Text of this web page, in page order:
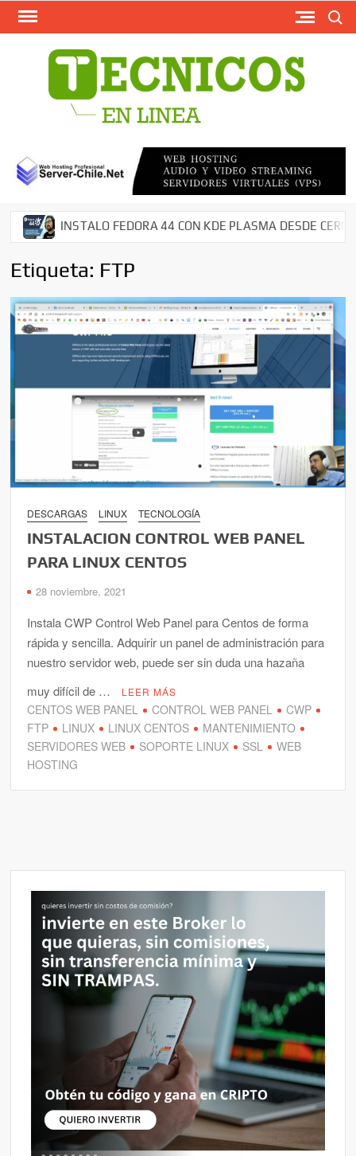
Saltar
en
INSTALO FEDORA 44 CON KDE PLASMA DESDE CERO EN
Etiqueta: FTP
DESCARGAS LINUX TECNOLOGÍA
INSTALACION CONTROL WEB PANEL
PARA LINUX CENTOS
28 noviembre, 2021
Instala CWP Control Web Panel para Centos de forma
rápida y sencilla. Adquirir un panel de administración para
nuestro servidor web, puede ser sin duda una hazaña
muy difícil de …
LEER MÁS
CENTOS WEB PANEL CONTROL WEB PANEL
CWP
FTP
LINUX LINUX CENTOS
MANTENIMIENTO
SERVIDORES WEB
SOPORTE LINUX SSL
WEB
HOSTING